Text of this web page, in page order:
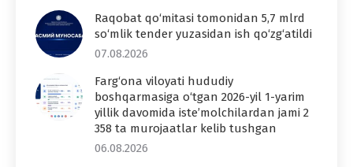
Raqobat qo‘mitasi tomonidan 5,7 mlrd
so‘mlik tender yuzasidan ish qo‘zg‘atildi
07.08.2026
Farg‘ona viloyati hududiy
boshqarmasiga o‘tgan 2026-yil 1-yarim
yillik davomida iste’molchilardan jami 2
358 ta murojaatlar kelib tushgan
06.08.2026